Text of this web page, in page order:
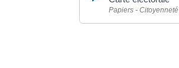
Papiers - Citoyenneté